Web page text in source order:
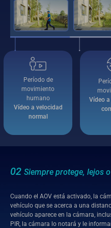
Período de
movimiento
humano
Vídeo a velocidad
normal
Vídeo
02Siempre protege, lejos
Cuando el AOV está activado, la
vehículo que se acerca a una
vehículo aparece en la cámara,
PIR, la cámara lo notará y le